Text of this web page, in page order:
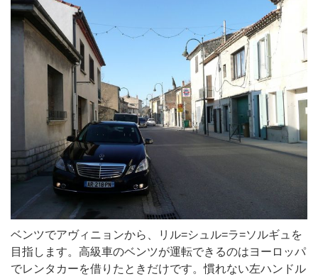
ベンツでアヴィニョンから、リル=シュル=ラ=ソルギュを
目指します。高級車のベンツが運転できるのはヨーロッパ
でレンタカーを借りたときだけです。慣れない左ハンドル